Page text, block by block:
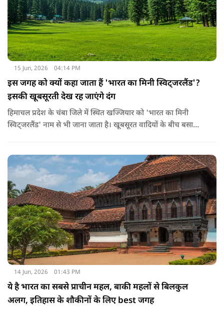
15 Jun, 2026 04:14 PM
इस जगह को क्यों कहा जाता हैं 'भारत का मिनी स्विट्जरलैंड'?
इसकी खूबसूरती देख रह जाएंगे दंग
हिमाचल प्रदेश के चंबा जिले में स्थित खज्जियार को 'भारत का मिनी
स्विट्जरलैंड' नाम से भी जाना जाता है। खूबसूरत वादियों के बीच बसा
देवदार के जंगलों और खूबसूरत झील के लिए मशहूर है।
14 Jun, 2026 01:43 PM
ये है भारत का सबसे प्राचीन महल, बाकी महलों से बिलकुल
अलग, इतिहास के शौकीनों के लिए best जगह